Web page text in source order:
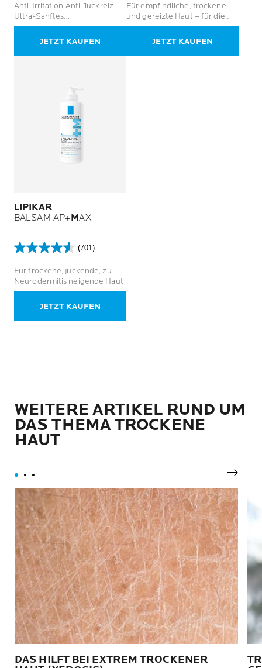
5
Sternen.
Bewertungen
Anti-Irritation Anti-Juckreiz
Ultra-Sanftes
Körperpflegemittel
JETZT KAUFEN
5
Sternen.
Bewertungen
Für empfindliche, trockene
und gereizte Haut – für die
ganze Familie
JETZT KAUFEN
LIPIKAR
BALSAM AP+MAX
(701)
4.6
5
Sternen.
Bewertungen
Für trockene, juckende, zu
Neurodermitis neigende Haut
JETZT KAUFEN
WEITERE ARTIKEL RUND UM
DAS THEMA TROCKENE
HAUT
DAS HILFT BEI EXTREM TROCKENER